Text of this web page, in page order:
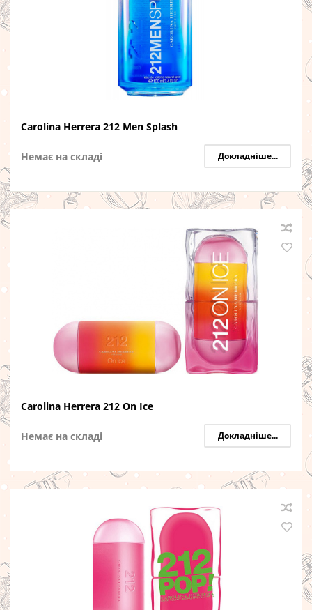
Carolina Herrera 212 Men Splash
Немає на складі Докладніше...
Carolina Herrera 212 On Ice
Немає на складі Докладніше...